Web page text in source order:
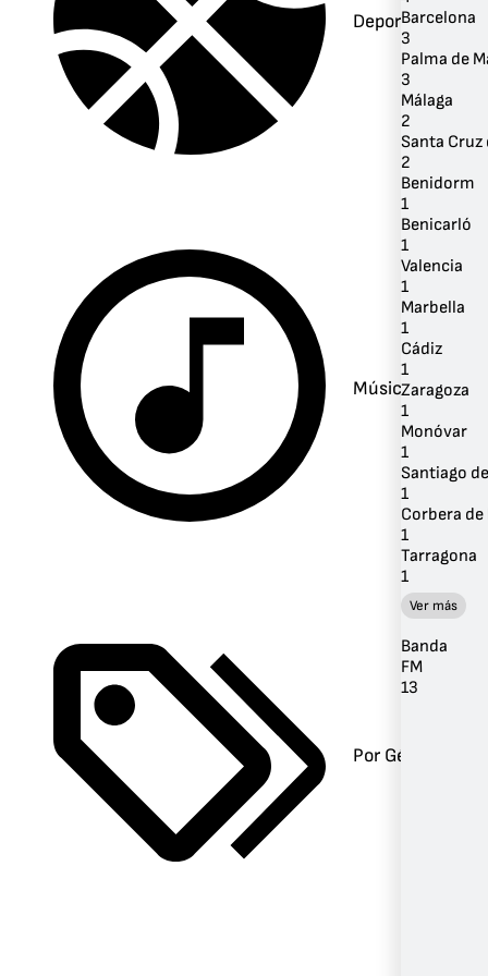
Deportes
Música
Por Género
Barcelona
3
Palma de
3
Málaga
2
Santa Cruz
2
Benidorm
1
Benicarló
1
Valencia
1
Marbella
1
Cádiz
1
Zaragoza
1
Monóvar
1
Santiago
1
Corbera
1
Tarragona
1
Ver más
Banda
FM
13